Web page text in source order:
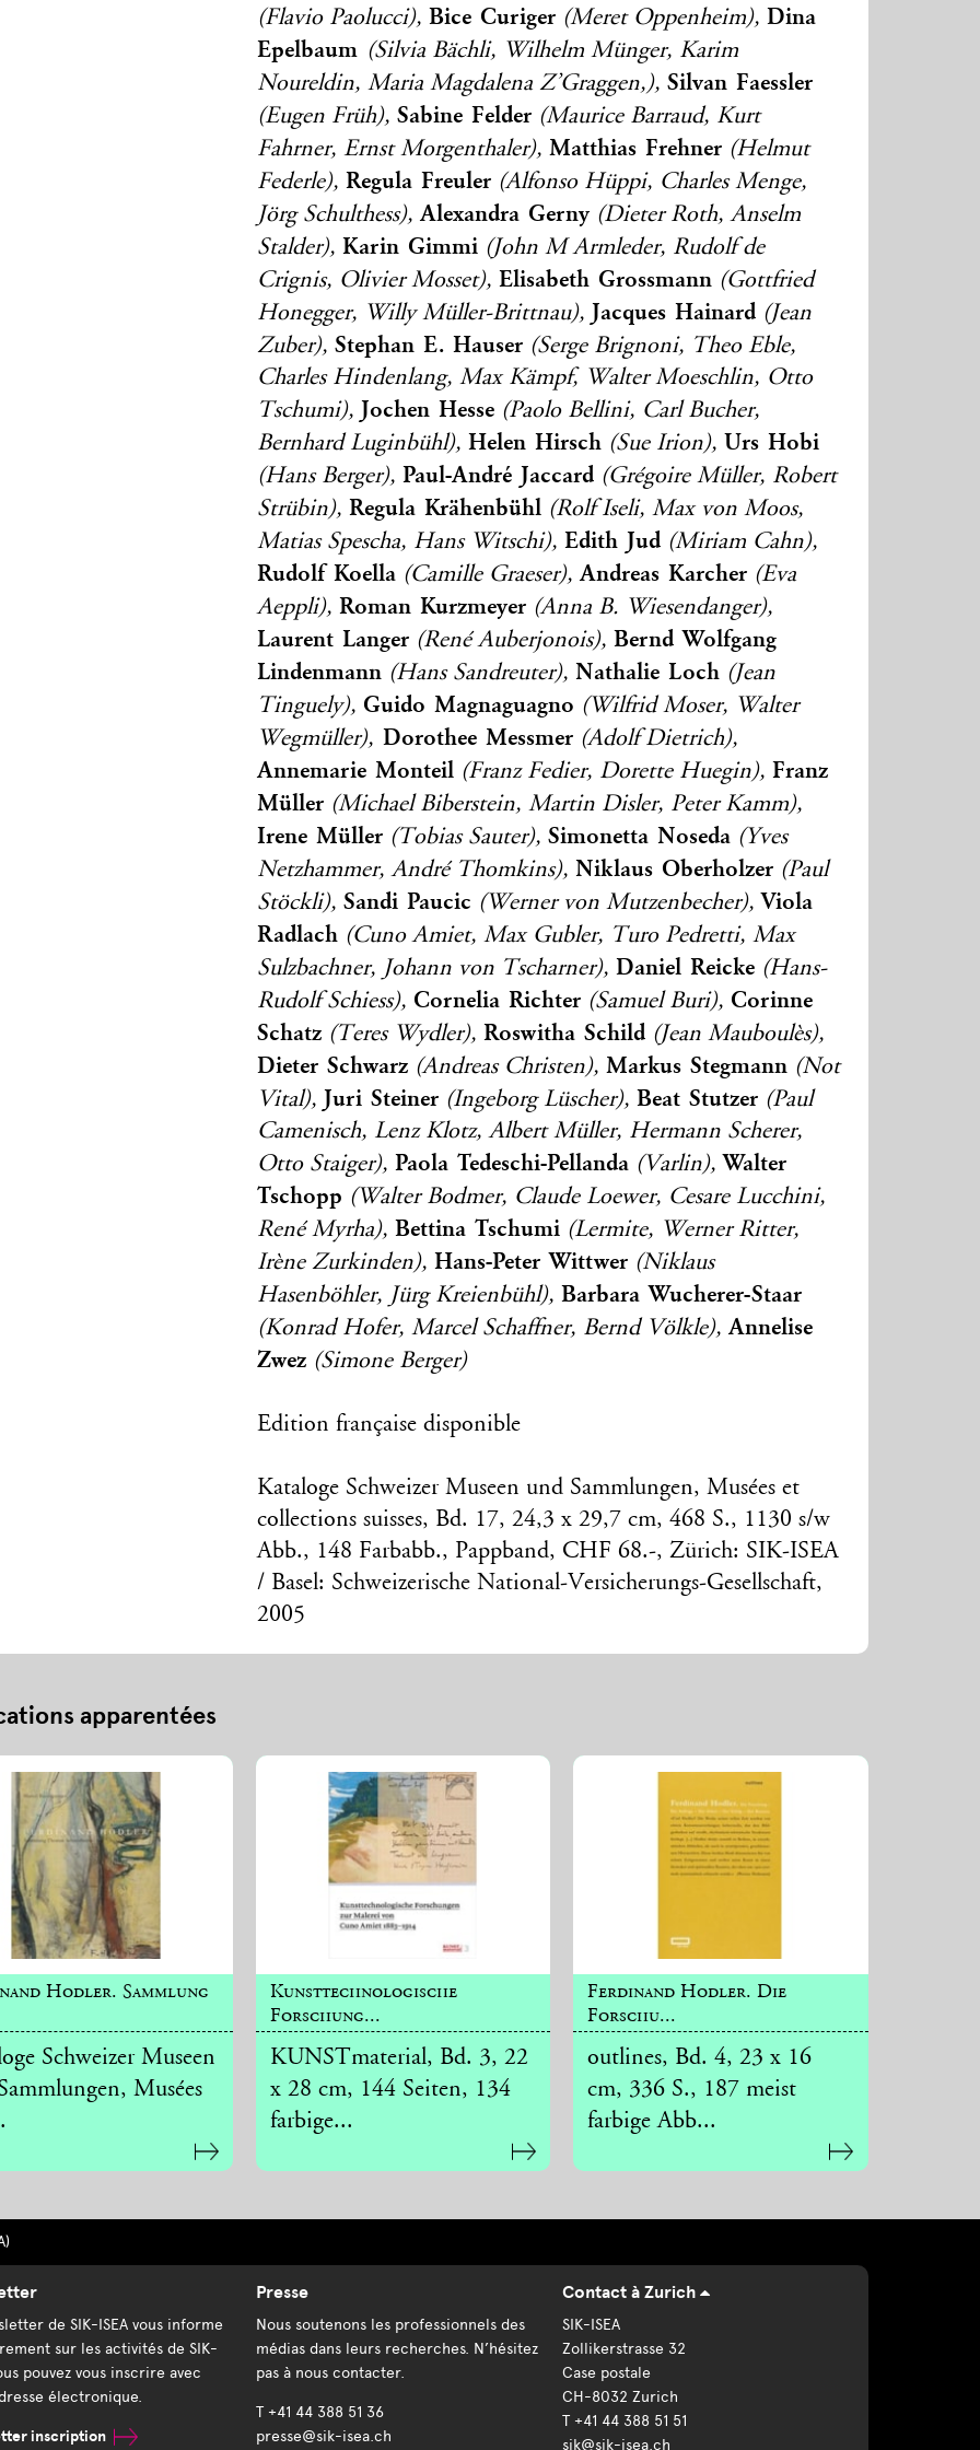
(Flavio Paolucci),Bice Curiger (Meret Oppenheim),Dina
Epelbaum (Silvia Bächli, Wilhelm Münger, Karim
Noureldin, Maria Magdalena Z’Graggen,),Silvan Faessler
(Eugen Früh),Sabine Felder (Maurice Barraud, Kurt
Fahrner, Ernst Morgenthaler),Matthias Frehner (Helmut
Federle),Regula Freuler (Alfonso Hüppi, Charles Menge,
Jörg Schulthess),Alexandra Gerny (Dieter Roth, Anselm
Stalder),Karin Gimmi (John M Armleder, Rudolf de
Crignis, Olivier Mosset),Elisabeth Grossmann (Gottfried
Honegger, Willy Müller-Brittnau), Jacques Hainard (Jean
Zuber),Stephan E. Hauser (Serge Brignoni, Theo Eble,
Charles Hindenlang, Max Kämpf, Walter Moeschlin, Otto
Tschumi), Jochen Hesse (Paolo Bellini, Carl Bucher,
Bernhard Luginbühl),Helen Hirsch (Sue Irion), Urs Hobi
(Hans Berger),Paul-André Jaccard (Grégoire Müller, Robert
Strübin),Regula Krähenbühl (Rolf Iseli, Max von Moos,
Matias Spescha, Hans Witschi),Edith Jud (Miriam Cahn),
Rudolf Koella (Camille Graeser),Andreas Karcher (Eva
Aeppli),Roman Kurzmeyer (Anna B. Wiesendanger),
Laurent Langer (René Auberjonois),Bernd Wolfgang
Lindenmann (Hans Sandreuter),Nathalie Loch (Jean
Tinguely), Guido Magnaguagno (Wilfrid Moser, Walter
Wegmüller), Dorothee Messmer (Adolf Dietrich),
Annemarie Monteil (Franz Fedier, Dorette Huegin),Franz
Müller (Michael Biberstein, Martin Disler, Peter Kamm),
Irene Müller (Tobias Sauter),Simonetta Noseda (Yves
Netzhammer, André Thomkins),Niklaus Oberholzer (Paul
Stöckli),Sandi Paucic (Werner von Mutzenbecher), Viola
Radlach (Cuno Amiet, Max Gubler, Turo Pedretti, Max
Sulzbachner, Johann von Tscharner),Daniel Reicke (Hans-
Rudolf Schiess), Cornelia Richter (Samuel Buri), Corinne
Schatz (Teres Wydler),Roswitha Schild (Jean Mauboulès),
Dieter Schwarz (Andreas Christen),Markus Stegmann (Not
Vital), Juri Steiner (Ingeborg Lüscher),Beat Stutzer (Paul
Camenisch, Lenz Klotz, Albert Müller, Hermann Scherer,
Otto Staiger),Paola Tedeschi-Pellanda (Varlin), Walter
Tschopp (Walter Bodmer, Claude Loewer, Cesare Lucchini,
René Myrha),Bettina Tschumi (Lermite, Werner Ritter,
Irène Zurkinden),Hans-Peter Wittwer (Niklaus
Hasenböhler, Jürg Kreienbühl),Barbara Wucherer-Staar
(Konrad Hofer, Marcel Schaffner, Bernd Völkle),Annelise
Zwez (Simone Berger)
Edition française disponible
Kataloge Schweizer Museen und Sammlungen, Musées et
collections suisses, Bd. 17, 24,3 x 29,7 cm, 468 S., 1130 s/w
Abb., 148 Farbabb., Pappband, CHF 68.-, Zürich: SIK-ISEA
/ Basel: Schweizerische National-Versicherungs-Gesellschaft,
2005
apparentées
Hodler. Sammlung
Schweizer Museen
Musées
Kunsttechnologische
Forschung...
KUNSTmaterial, Bd. 3, 22
x 28 cm, 144 Seiten, 134
farbige...
Ferdinand Hodler. Die
Forschu...
outlines, Bd. 4, 23 x 16
cm, 336 S., 187 meist
farbige Abb...
de SIK-ISEA vous informe
sur les activités de SIK-
pouvez vous inscrire avec
électronique.
inscription
Presse
Nous soutenons les professionnels des
médias dans leurs recherches. N’hésitez
pas à nous contacter.
T +41 44 388 51 36
presse@sik-isea.ch
Contact à Zurich
SIK-ISEA
Zollikerstrasse 32
Case postale
CH-8032 Zurich
T +41 44 388 51 51
sik@sik-isea.ch